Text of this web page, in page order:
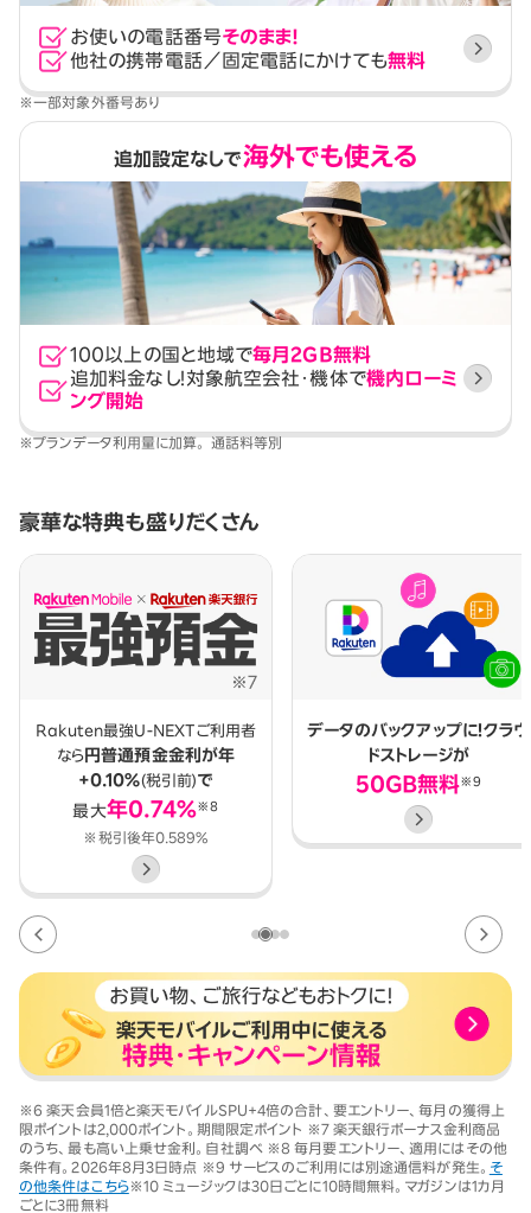
お使いの電話番号そのまま！
他社の携帯電話／固定電話にかけても無料
※一部対象外番号あり
追加設定なしで海外でも使える
100以上の国と地域で毎月2GB無料
追加料金なし！対象航空会社・機体で機内ローミ
ング開始
※プランデータ利用量に加算。 通話料等別
豪華な特典も盛りだくさん
Rakuten最強U-NEXTご利用者
なら円普通預金金利が年
+0.10%(税引前)で
最大年0.74%※8
※税引後年0.589%
データのバックアップに！クラウ
ドストレージが
50GB無料※9
※6 楽天会員1倍と楽天モバイルSPU+4倍の合計、要エントリー、毎月の獲得上
限ポイントは2,000ポイント。期間限定ポイント ※7 楽天銀行ボーナス金利商品
のうち、最も高い上乗せ金利。自社調べ ※8 毎月要エントリー、適用にはその他
条件有。2026年8月3日時点 ※9 サービスのご利用には別途通信料が発生。 そ
の他条件はこちら※10 ミュージックは30日ごとに10時間無料。マガジンは1カ月
ごとに3冊無料